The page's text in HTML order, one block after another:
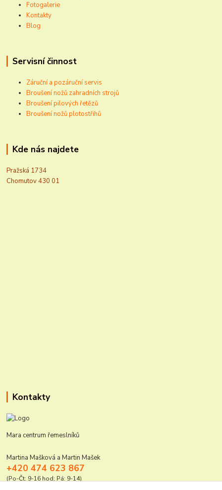
Fotogalerie
Kontakty
Blog
Servisní činnost
Záruční a pozáruční servis
Broušení nožů zahradních strojů
Broušení pilových řetězů
Broušení nožů plotostřihů
Kde nás najdete
Pražská 1734
Chomutov 430 01
Kontakty
Mara centrum řemeslníků
Martina Mašková a Martin Mašek
+420 474 623 867
(Po-Čt: 9-16 hod; Pá: 9-14)